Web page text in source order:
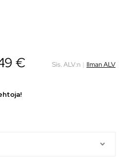
€ Sis. ALV:n | Ilman ALV